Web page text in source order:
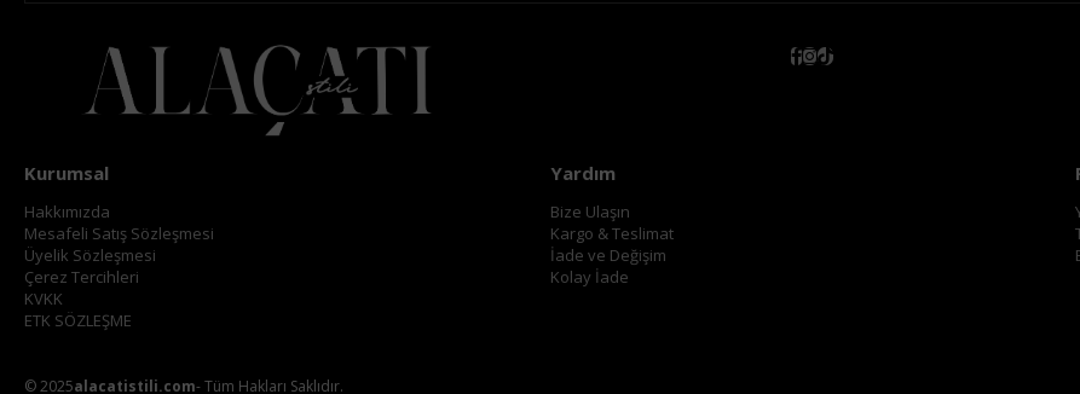
Kurumsal
Hakkımızda
Mesafeli Satış Sözleşmesi
Üyelik Sözleşmesi
Çerez Tercihleri
KVKK
ETK SÖZLEŞME
Yardım
Bize Ulaşın
Kargo & Teslimat
İade ve Değişim
Kolay İade
© 2025alacatistili.com- Tüm Hakları Saklıdır.